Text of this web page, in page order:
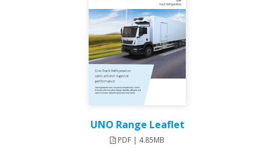
UNO Range Leaflet
PDF | 4.85MB